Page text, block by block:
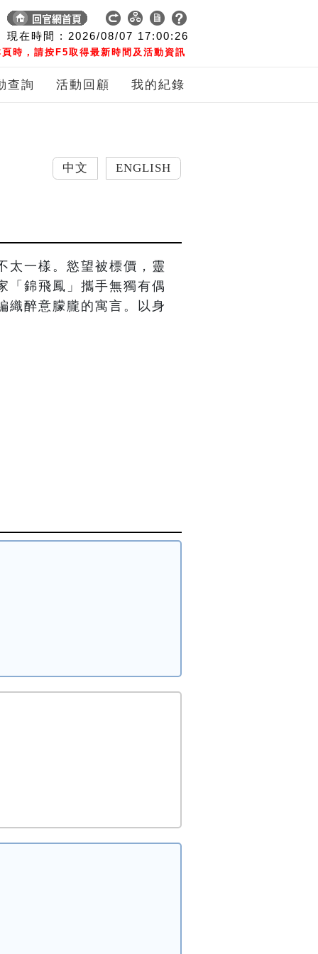
現在時間 : 2026/08/07 17:00:27
時，請按F5取得最新時間及活動資訊
查詢 活動回顧 我的紀錄
ENGLISH
太一樣。慾望被標價，靈
「錦飛鳳」攜手無獨有偶
織醉意朦朧的寓言。以身